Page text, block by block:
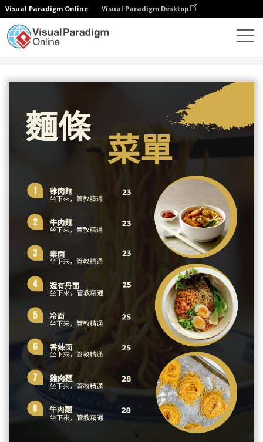
Visual Paradigm Online Visual Paradigm Desktop